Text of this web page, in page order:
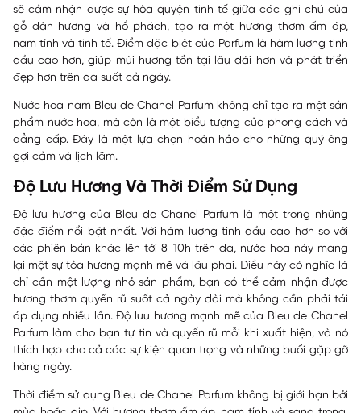
sẽ cảm nhận được sự hòa quyện tinh tế giữa các ghi chú của
gỗ đàn hương và hổ phách, tạo ra một hương thơm ấm áp,
nam tính và tinh tế. Điểm đặc biệt của Parfum là hàm lượng tinh
dầu cao hơn, giúp mùi hương tồn tại lâu dài hơn và phát triển
đẹp hơn trên da suốt cả ngày.
Nước hoa nam Bleu de Chanel Parfum không chỉ tạo ra một sản
phẩm nước hoa, mà còn là một biểu tượng của phong cách và
đẳng cấp. Đây là một lựa chọn hoàn hảo cho những quý ông
gợi cảm và lịch lãm.
Độ Lưu Hương Và Thời Điểm Sử Dụng
Độ lưu hương của Bleu de Chanel Parfum là một trong những
đặc điểm nổi bật nhất. Với hàm lượng tinh dầu cao hơn so với
các phiên bản khác lên tới 8-10h trên da, nước hoa này mang
lại một sự tỏa hương mạnh mẽ và lâu phai. Điều này có nghĩa là
chỉ cần một lượng nhỏ sản phẩm, bạn có thể cảm nhận được
hương thơm quyến rũ suốt cả ngày dài mà không cần phải tái
áp dụng nhiều lần. Độ lưu hương mạnh mẽ của Bleu de Chanel
Parfum làm cho bạn tự tin và quyến rũ mỗi khi xuất hiện, và nó
thích hợp cho cả các sự kiện quan trọng và những buổi gặp gỡ
hàng ngày.
Thời điểm sử dụng Bleu de Chanel Parfum không bị giới hạn bởi